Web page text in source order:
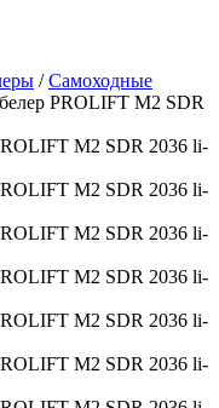
/Самоходные
PROLIFT M2 SDR